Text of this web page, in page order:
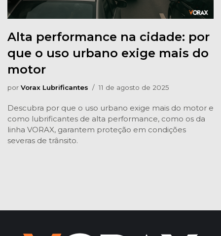
Alta performance na cidade: por
que o uso urbano exige mais do
motor
por Vorax Lubrificantes 11 de agosto de 2025
Descubra por que o uso urbano exige mais do motor e
como lubrificantes de alta performance, como os da
linha VORAX, garantem proteção em condições
severas de trânsito.